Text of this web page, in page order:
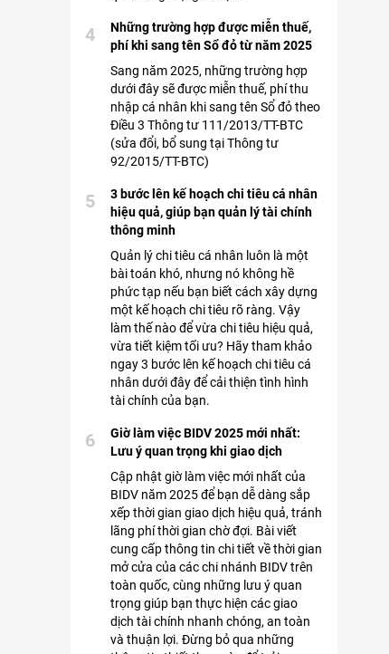
Những trường hợp được miễn thuế,
phí khi sang tên Sổ đỏ từ năm 2025
4
Sang năm 2025, những trường hợp
dưới đây sẽ được miễn thuế, phí thu
nhập cá nhân khi sang tên Sổ đỏ theo
Điều 3 Thông tư 111/2013/TT-BTC
(sửa đổi, bổ sung tại Thông tư
92/2015/TT-BTC)
3 bước lên kế hoạch chi tiêu cá nhân
hiệu quả, giúp bạn quản lý tài chính
thông minh
5
Quản lý chi tiêu cá nhân luôn là một
bài toán khó, nhưng nó không hề
phức tạp nếu bạn biết cách xây dựng
một kế hoạch chi tiêu rõ ràng. Vậy
làm thế nào để vừa chi tiêu hiệu quả,
vừa tiết kiệm tối ưu? Hãy tham khảo
ngay 3 bước lên kế hoạch chi tiêu cá
nhân dưới đây để cải thiện tình hình
tài chính của bạn.
Giờ làm việc BIDV 2025 mới nhất:
Lưu ý quan trọng khi giao dịch
6
Cập nhật giờ làm việc mới nhất của
BIDV năm 2025 để bạn dễ dàng sắp
xếp thời gian giao dịch hiệu quả, tránh
lãng phí thời gian chờ đợi. Bài viết
cung cấp thông tin chi tiết về thời gian
mở cửa của các chi nhánh BIDV trên
toàn quốc, cùng những lưu ý quan
trọng giúp bạn thực hiện các giao
dịch tài chính nhanh chóng, an toàn
và thuận lợi. Đừng bỏ qua những